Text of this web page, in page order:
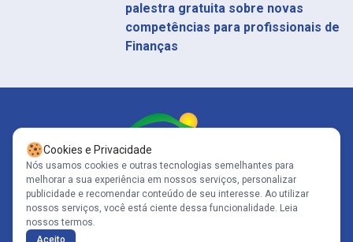
palestra gratuita sobre novas
competências para profissionais de
Finanças
Siga-nos
Copyright© 2005-2026 - Portal Caparaó - CNPJ: 10.570.353/0001-80 | Todos
Cookies e Privacidade
Nós usamos cookies e outras tecnologias semelhantes para
melhorar a sua experiência em nossos serviços, personalizar
publicidade e recomendar conteúdo de seu interesse. Ao utilizar
nossos serviços, você está ciente dessa funcionalidade. Leia
nossos termos.
Aceito